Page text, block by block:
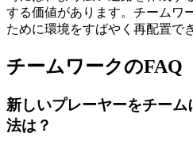
する価値があります。チームワ
ために環境をすばやく再配置で
チームワークのFAQ
新しいプレーヤーをチー
法は？